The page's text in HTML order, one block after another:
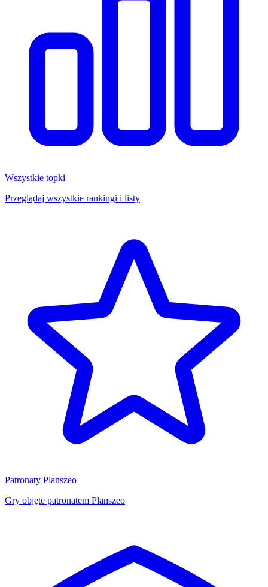
Wszystkie topki
Przeglądaj wszystkie rankingi i listy
Patronaty Planszeo
Gry objęte patronatem Planszeo